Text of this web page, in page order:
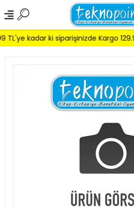
TL'ye kadar ki siparişinizde Kargo